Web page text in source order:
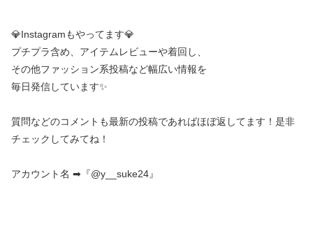
💎Instagramもやってます💎
プチプラ含め、アイテムレビューや着回し、
その他ファッション系投稿など幅広い情報を
毎日発信しています✨
質問などのコメントも最新の投稿であればほぼ返してます！是非
チェックしてみてね！
アカウント名 ➡︎『@y__suke24』